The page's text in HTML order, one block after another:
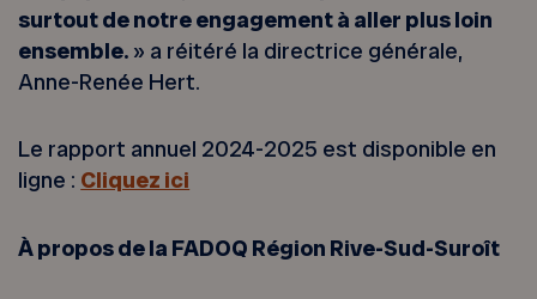
surtout de notre engagement à aller plus loin
ensemble. » a réitéré la directrice générale,
Anne-Renée Hert.
Le rapport annuel 2024-2025 est disponible en
ligne : Cliquez ici
À propos de la FADOQ Région Rive-Sud-Suroît